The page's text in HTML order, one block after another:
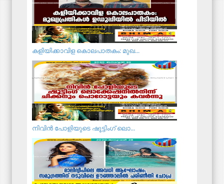
ക​ളി​യി​ക്കാ​വി​ള കൊ​ല​പാ​ത​കം: മുഖ...
നി​വി​ൻ പോ​ളി​യു​ടെ ഷൂ​ട്ടിം​ഗ് ലൊ​...